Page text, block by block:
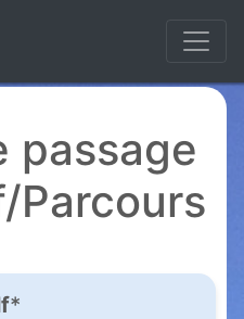
passage
Parcours
*